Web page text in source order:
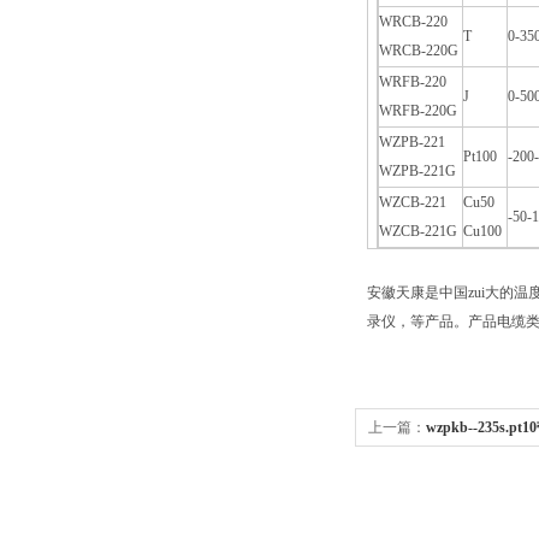
WRCB-220
WRCB-220G
T 0-
WRFB-220
WRFB-220G
J 0-
WZPB-221
WZPB-221G
Pt100 -
WZCB-221
WZCB-221G
Cu50
Cu100
-50-
安徽天康是中国zui大的温
录仪，等产品。产品电缆
上一篇： wzpkb--